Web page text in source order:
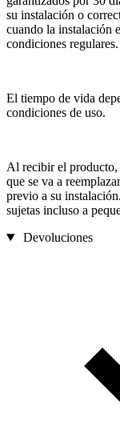
su instalación o
cuando la instalación
condiciones regulares.
El tiempo de vida
condiciones de uso.
Al recibir el producto,
que se va a
previo a su
sujetas incluso a
Devoluciones